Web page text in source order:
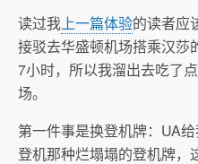
读过我上一篇体验的读者应
接驳去华盛顿机场搭乘汉莎
7小时，所以我溜出去吃了
场。
第一件事是换登机牌：UA
登机那种烂塌塌的登机牌，